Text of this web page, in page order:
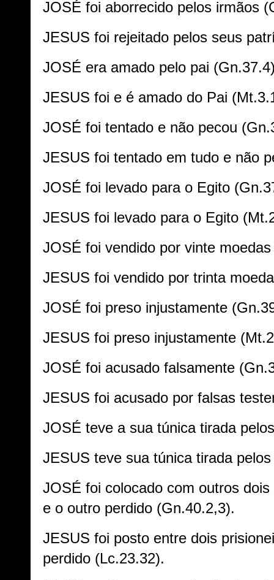
JOSÉ foi aborrecido pelos irmãos
JESUS foi rejeitado pelos seus
JOSÉ era amado pelo pai
JESUS foi e é amado do Pai
JOSÉ foi tentado e não pecou
JESUS foi tentado em tudo e não
JOSÉ foi levado para o Egito
JESUS foi levado para o Egito
JOSÉ foi vendido por vinte
JESUS foi vendido por trinta
JOSÉ foi preso injustamente
JESUS foi preso injustamente
JOSÉ foi acusado falsamente
JESUS foi acusado por falsas
JOSÉ teve a sua túnica tirada
JESUS teve sua túnica tirada
JOSÉ foi colocado com outros
e o outro perdido (Gn.40.2,3).
JESUS foi posto entre dois
perdido (Lc.23.32).